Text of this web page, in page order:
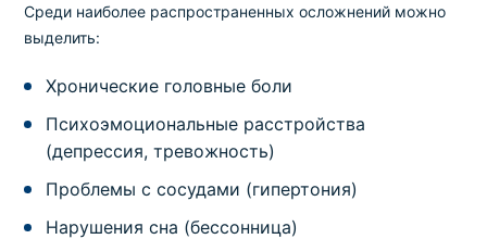
Среди наиболее распространенных осложнений можно
выделить:
Хронические головные боли
Психоэмоциональные расстройства
(депрессия, тревожность)
Проблемы с сосудами (гипертония)
Нарушения сна (бессонница)